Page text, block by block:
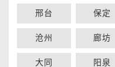
邢台 保定
沧州 廊坊
大同 阳泉